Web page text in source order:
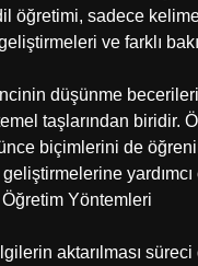
öğretimi, sadece
ve farklı
düşünme
taşlarından biridir.
biçimlerini de
yardımcı
Yöntemleri
aktarılması